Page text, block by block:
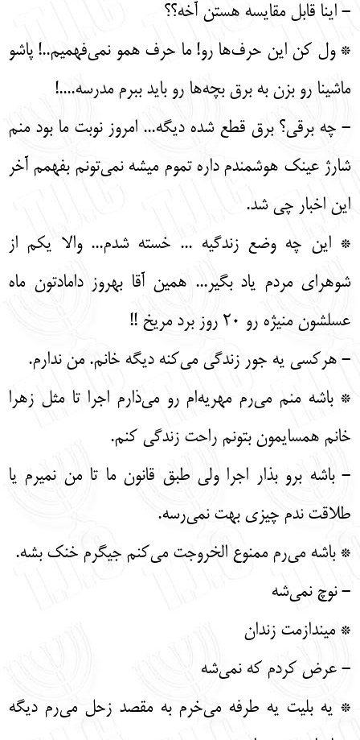
- اینا قابل مقایسه هستن آخه؟؟
* ول کن این حرف‌ها رو! ما حرف همو نمی‌فهمیم..! پاشو
ماشینا رو بزن به برق بچه‌ها رو باید ببرم مدرسه....!
- چه برقی؟ برق قطع شده دیگه... امروز نوبت ما بود منم
شارژ عینک هوشمندم داره تموم میشه نمی‌تونم بفهمم آخر
این اخبار چی شد.
* این چه وضع زندگیه ... خسته شدم... والا یکم از
شوهرای مردم یاد بگیر... همین آقا بهروز دامادتون ماه
عسلشون منیژه رو 20 روز برد مریخ !!
- هرکسی یه جور زندگی می‌کنه دیگه خانم. من ندارم.
* باشه منم می‌رم مهریه‌ام رو می‌ذارم اجرا تا مثل زهرا
خانم همسایمون بتونم راحت زندگی کنم.
- باشه برو بذار اجرا ولی طبق قانون ما تا من نمیرم یا
طلاقت ندم چیزی بهت نمی‌رسه.
* باشه می‌رم ممنوع الخروجت می‌کنم جیگرم خنک بشه.
- نوچ نمی‌شه
* میندازمت زندان
- عرض کردم که نمی‌شه
* یه بلیت یه طرفه می‌خرم به مقصد زحل می‌رم دیگه